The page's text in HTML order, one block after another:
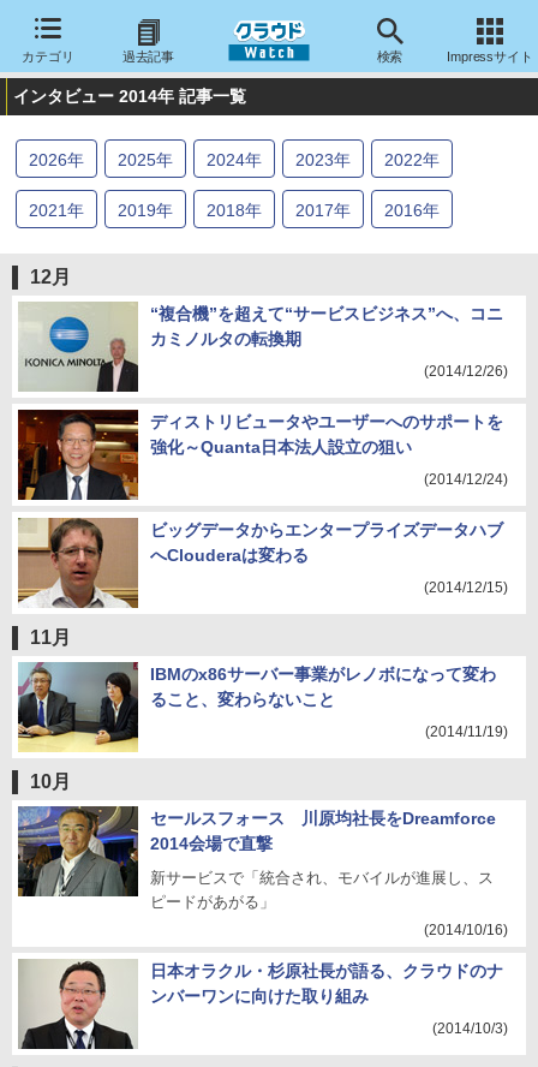
カテゴリ 過去記事 検索 Impressサイト
インタビュー 2014年 記事一覧
2026年 2025年 2024年 2023年 2022年
2021年 2019年 2018年 2017年 2016年
年
12月
“複合機”を超えて“サービスビジネス”へ、コニ
カミノルタの転換期
(2014/12/26)
ディストリビュータやユーザーへのサポートを
強化～Quanta日本法人設立の狙い
(2014/12/24)
ビッグデータからエンタープライズデータハブ
へClouderaは変わる
(2014/12/15)
11月
IBMのx86サーバー事業がレノボになって変わ
ること、変わらないこと
(2014/11/19)
10月
セールスフォース 川原均社長をDreamforce
2014会場で直撃
新サービスで「統合され、モバイルが進展し、ス
ピードがあがる」
(2014/10/16)
日本オラクル・杉原社長が語る、クラウドのナ
ンバーワンに向けた取り組み
(2014/10/3)